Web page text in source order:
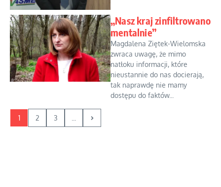
„Nasz kraj zinfiltrowano
mentalnie”
Magdalena Ziętek-Wielomska
zwraca uwagę, że mimo
natłoku informacji, które
nieustannie do nas docierają,
tak naprawdę nie mamy
dostępu do faktów...
1 2 3